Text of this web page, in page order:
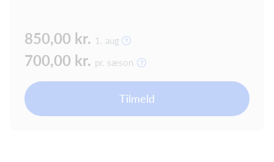
850,00 kr. 1. aug
700,00 kr. pr. sæson
Tilmeld